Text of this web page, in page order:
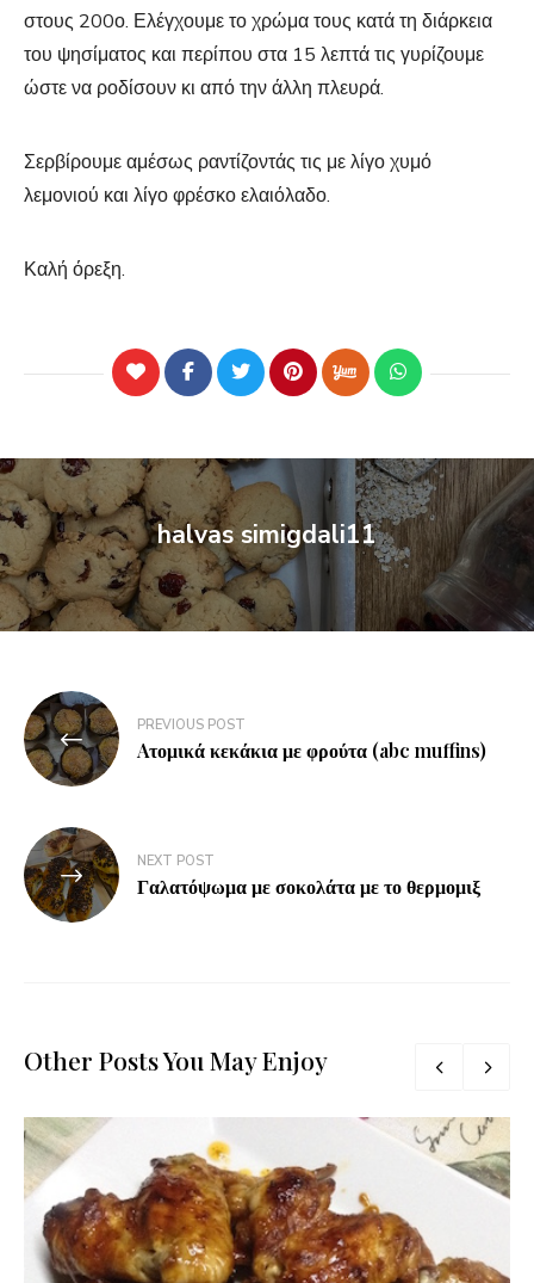
στους 200ο. Ελέγχουμε το χρώμα τους κατά τη διάρκεια
του ψησίματος και περίπου στα 15 λεπτά τις γυρίζουμε
ώστε να ροδίσουν κι από την άλλη πλευρά.
Σερβίρουμε αμέσως ραντίζοντάς τις με λίγο χυμό
λεμονιού και λίγο φρέσκο ελαιόλαδο.
Καλή όρεξη.
halvas simigdali11
PREVIOUS POST
Aτομικά κεκάκια με φρούτα (abc muffins)
NEXT POST
Γαλατόψωμα με σοκολάτα με το θερμομιξ
Other Posts You May Enjoy